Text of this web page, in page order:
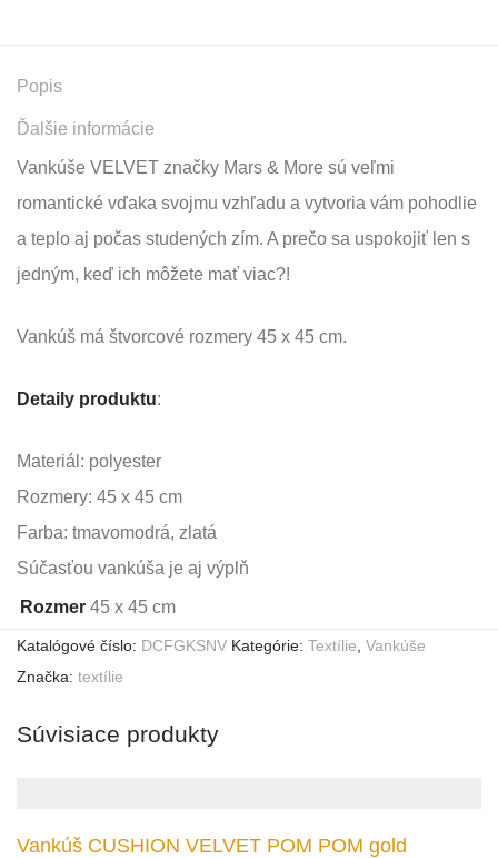
Popis
Ďalšie informácie
Vankúše VELVET značky Mars & More sú veľmi
romantické vďaka svojmu vzhľadu a vytvoria vám pohodlie
a teplo aj počas studených zím. A prečo sa uspokojiť len s
jedným, keď ich môžete mať viac?!
Vankúš má štvorcové rozmery 45 x 45 cm.
Detaily produktu:
Materiál: polyester
Rozmery: 45 x 45 cm
Farba: tmavomodrá, zlatá
Súčasťou vankúša je aj výplň
Rozmer 45 x 45 cm
Katalógové číslo: DCFGKSNV Kategórie: Textílie Vankúše
Značka: textílie
Súvisiace produkty
Vankúš CUSHION VELVET POM POM gold